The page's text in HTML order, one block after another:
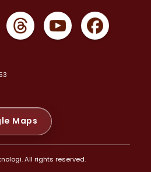
>
>
>
>
Hilir >
Selatan >
Maps
All rights reserved.